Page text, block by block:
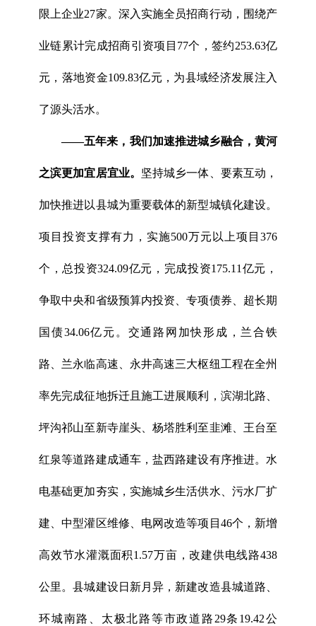
限上企业27家。深入实施全员招商行动，围绕产
业链累计完成招商引资项目77个，签约253.63亿
元，落地资金109.83亿元，为县域经济发展注入
了源头活水。
——五年来，我们加速推进城乡融合，黄河
之滨更加宜居宜业。 坚持城乡一体、要素互动，
加快推进以县城为重要载体的新型城镇化建设。
项目投资支撑有力，实施500万元以上项目376
个，总投资324.09亿元，完成投资175.11亿元，
争取中央和省级预算内投资、专项债券、超长期
国债34.06亿元。交通路网加快形成，兰合铁
路、兰永临高速、永井高速三大枢纽工程在全州
率先完成征地拆迁且施工进展顺利，滨湖北路、
坪沟祁山至新寺崖头、杨塔胜利至韭滩、王台至
红泉等道路建成通车，盐西路建设有序推进。水
电基础更加夯实，实施城乡生活供水、污水厂扩
建、中型灌区维修、电网改造等项目46个，新增
高效节水灌溉面积1.57万亩，改建供电线路438
公里。县城建设日新月异，新建改造县城道路、
环城南路、太极北路等市政道路29条19.42公